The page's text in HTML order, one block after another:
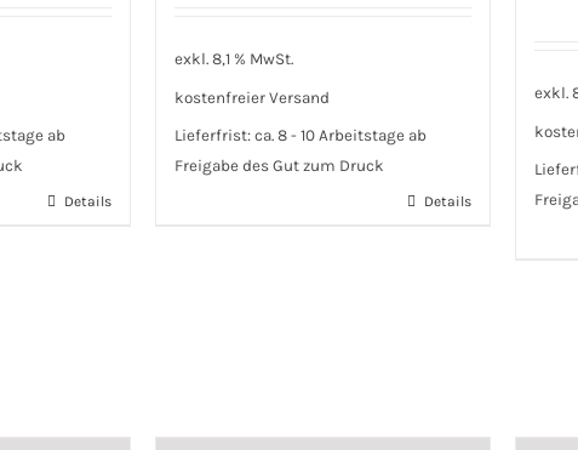
ab
Details
exkl. 8,1 % MwSt.
kostenfreier Versand
Lieferfrist: ca. 8 - 10 Arbeitstage ab
Freigabe des Gut zum Druck
Details
exkl.